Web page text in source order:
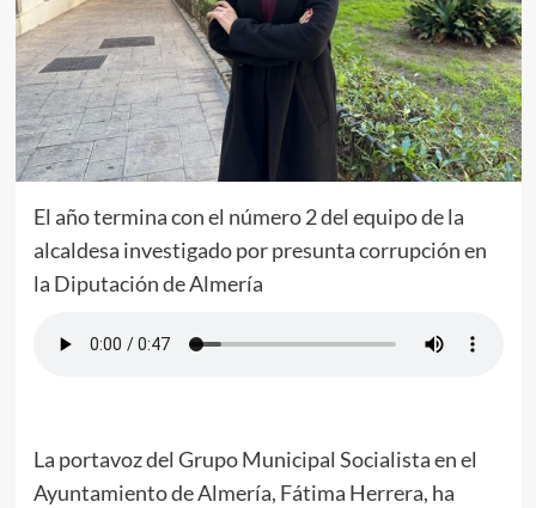
El año termina con el número 2 del equipo de la
alcaldesa investigado por presunta corrupción en
la Diputación de Almería
La portavoz del Grupo Municipal Socialista en el
Ayuntamiento de Almería, Fátima Herrera, ha